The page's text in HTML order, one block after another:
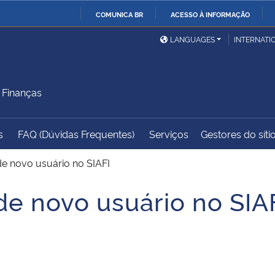
COMUNICA BR ACESSO À INFORMAÇÃO
Ministério da Defesa
Ministério das Relações
Exteriores
Ministério do
Desenvolvimento Regional
Controladoria-Geral da
Advocacia-Geral da União Banco Central do Brasil
LANGUAGES
FAQ (Dúvidas Frequentes) Serviços Gestores do sítio
novo usuário no SIAFI
novo usuário no